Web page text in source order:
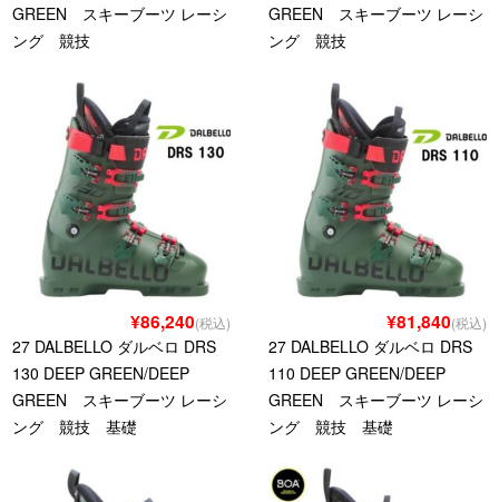
GREEN スキーブーツ レーシ
ング 競技
GREEN スキーブーツ レーシ
ング 競技
¥86,240(税込)
27 DALBELLO ダルベロ DRS
130 DEEP GREEN/DEEP
GREEN スキーブーツ レーシ
ング 競技 基礎
¥81,840(税込)
27 DALBELLO ダルベロ DRS
110 DEEP GREEN/DEEP
GREEN スキーブーツ レーシ
ング 競技 基礎